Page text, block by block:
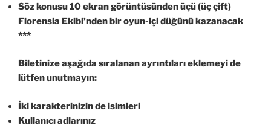
Söz konusu 10 ekran görüntüsünden üçü (üç çift)
Florensia Ekibi’nden bir oyun-içi düğünü kazanacak
***
Biletinize aşağıda sıralanan ayrıntıları eklemeyi de
lütfen unutmayın:
İki karakterinizin de isimleri
Kullanıcı adlarınız